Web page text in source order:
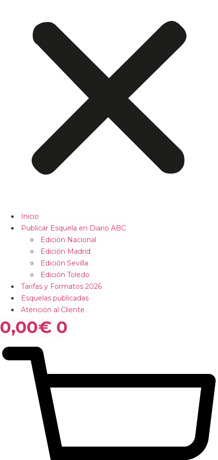
Inicio
Publicar Esquela en Diario ABC
Edición Nacional
Edición Madrid
Edición Sevilla
Edición Toledo
Tarifas y Formatos 2026
Esquelas publicadas
Atención al Cliente
0,00€ 0